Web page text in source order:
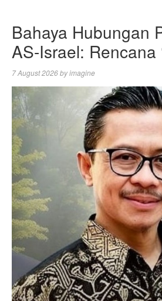
Bahaya Hubungan
AS-Israel: Rencana
7 August 2026byimagine